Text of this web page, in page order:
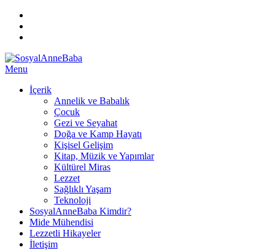
ARA
Skip
content
Menu
İçerik
Annelik ve Babalık
Çocuk
Gezi ve Seyahat
Doğa ve Kamp Hayatı
Kişisel Gelişim
Kitap, Müzik ve Yapımlar
Kültürel Miras
Lezzet
Sağlıklı Yaşam
Teknoloji
SosyalAnneBaba Kimdir?
Mide Mühendisi
Lezzetli Hikayeler
İletişim